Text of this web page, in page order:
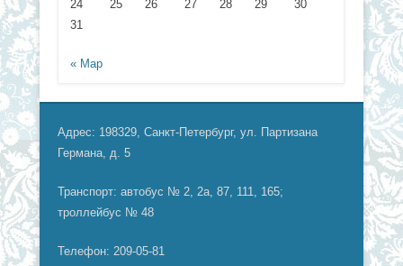
24
25 26 27 28 29
30
31
« Мар
Адрес: 198329, Санкт-Петербург, ул. Партизана
Германа, д. 5
Транспорт: автобус № 2, 2а, 87, 111, 165;
троллейбус № 48
Телефон: 209-05-81